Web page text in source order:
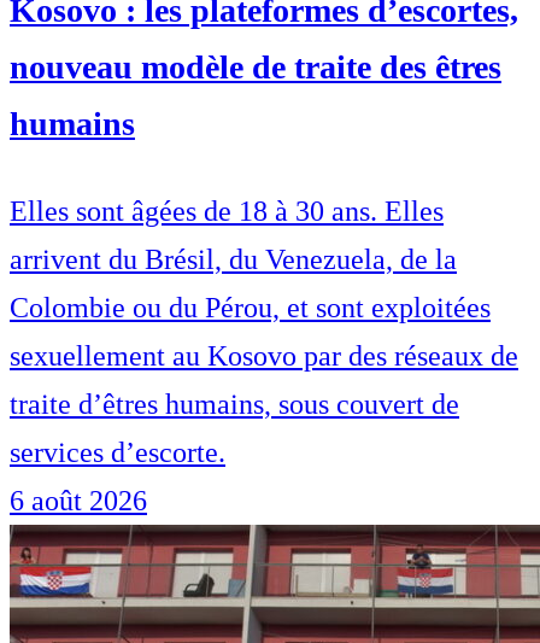
Kosovo : les plateformes d’escortes,
nouveau modèle de traite des êtres
humains
Elles sont âgées de 18 à 30 ans. Elles
arrivent du Brésil, du Venezuela, de la
Colombie ou du Pérou, et sont exploitées
sexuellement au Kosovo par des réseaux de
traite d’êtres humains, sous couvert de
services d’escorte.
6 août 2026